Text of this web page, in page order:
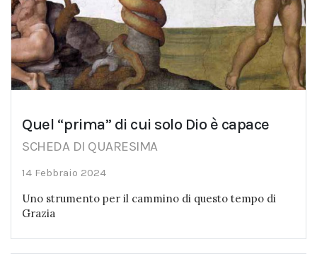
Quel “prima” di cui solo Dio è capace
SCHEDA DI QUARESIMA
14 Febbraio 2024
Uno strumento per il cammino di questo tempo di
Grazia